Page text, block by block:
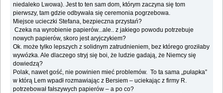
niedaleko Lwowa). Jest to ten sam dom, którym zaczyna się tom
pierwszy, tam gdzie odbywała się ceremonia pogrzebowa.
Miejsce ucieczki Stefana, bezpieczna przystań?
Czeka na wyrobienie papierów...ale.. z jakiego powodu potrzebuje
nowych papierów, skoro jest aryjczykiem?
Ok. może tylko lepszych z solidnym zatrudnieniem, bez którego groziłaby
wywózka. Ale dlaczego stryj się boi, że ludzie gadają, że Niemcy się
dowiedzą?
Polak, nawet gość, nie powinien mieć problemów. To ta sama „pułapka”
w którą Lem wpadł rozmawiając z Bersiem – uciekając z firmy R.
potrzebował fałszywych papierów – a po co?